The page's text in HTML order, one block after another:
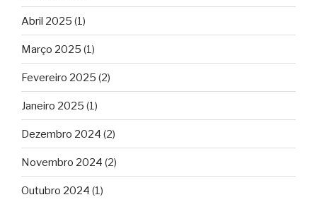
Abril 2025 (1)
Março 2025 (1)
Fevereiro 2025 (2)
Janeiro 2025 (1)
Dezembro 2024 (2)
Novembro 2024 (2)
Outubro 2024 (1)